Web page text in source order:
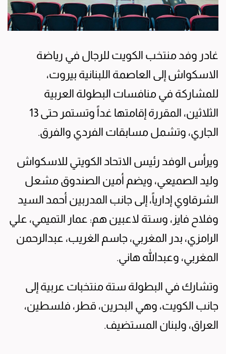
غادر وفد منتخب الكويت للرجال في رياضة
الاسكواش إلى العاصمة اللبنانية بيروت،
للمشاركة في منافسات البطولة العربية
الثلاثين، المقررة إقامتها غداً وتستمر حتى 13
الجاري، وتشمل مسابقات الفردي والفرق.
ويرأس الوفد رئيس الاتحاد الكويتي للاسكواش
وليد الصميعي، ويضم أمين الصندوق مشعل
الشرقاوي إدارياً، إلى جانب المدربين أحمد السيد
وفلاح فايز، وستة لاعبين هم: عمار التميمي، علي
الرامزي، بدر المغربي، جاسم الغريب، عبدالرحمن
المغربي، وعبدالله هاني.
وتشارك في البطولة ستة منتخبات عربية إلى
جانب الكويت، وهي البحرين، قطر، فلسطين،
العراق، ولبنان المستضيف.